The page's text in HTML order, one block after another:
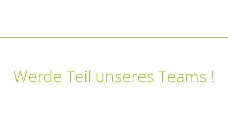
Werde Teil unseres Teams !